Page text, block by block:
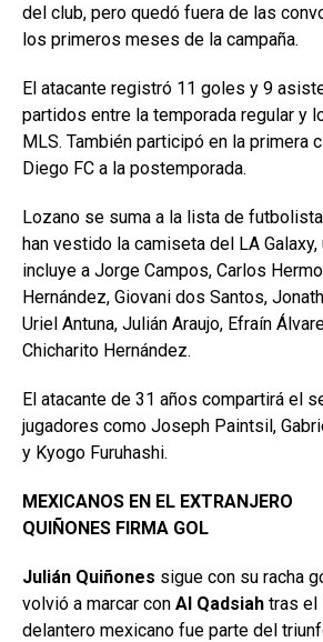
del club, pero quedó fuera de las
los primeros meses de la campaña.
El atacante registró 11 goles y 9
partidos entre la temporada regular y
MLS. También participó en la primera
Diego FC a la postemporada.
Lozano se suma a la lista de
han vestido la camiseta del LA Galaxy,
incluye a Jorge Campos, Carlos
Hernández, Giovani dos Santos,
Uriel Antuna, Julián Araujo, Efraín
Chicharito Hernández.
El atacante de 31 años compartirá el
jugadores como Joseph Paintsil,
y Kyogo Furuhashi.
MEXICANOS EN EL EXTRANJERO
QUIÑONES FIRMA GOL
Julián Quiñones sigue con su racha
volvió a marcar con Al Qadsiah tras el
delantero mexicano fue parte del